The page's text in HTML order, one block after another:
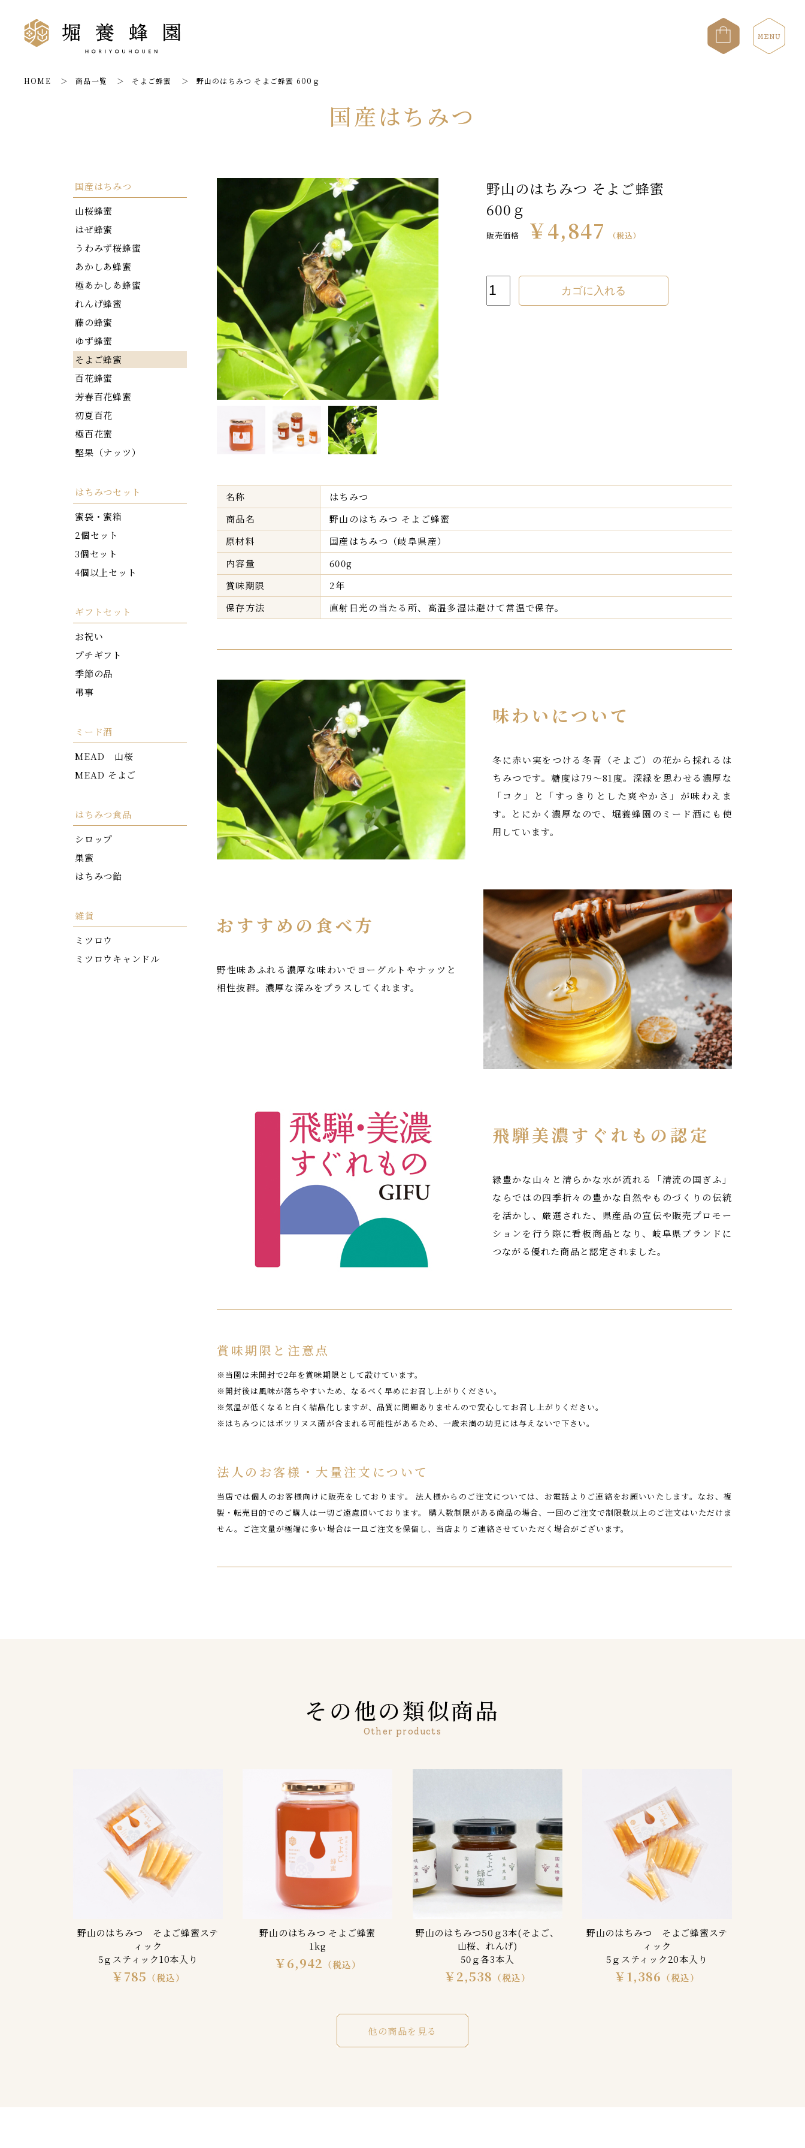
HOME 商品一覧 そよご蜂蜜 野山のはちみつ そよご蜂蜜 600ｇ
国産はちみつ
野山のはちみつ そよご蜂蜜
600ｇ
販売価格 ￥4,847 （税込）
名称
はちみつ
商品名
野山のはちみつ そよご蜂蜜
原材料
国産はちみつ（岐阜県産）
内容量
600g
賞味期限
2年
保存方法
直射日光の当たる所、高温多湿は避けて常温で保存。
味わいについて
冬に赤い実をつける冬青（そよご）の花から採れるは
ちみつです。糖度は79〜81度。深緑を思わせる濃厚な
「コク」と「すっきりとした爽やかさ」が味わえま
す。とにかく濃厚なので、堀養蜂園のミード酒にも使
用しています。
おすすめの食べ方
野性味あふれる濃厚な味わいでヨーグルトやナッツと
相性抜群。濃厚な深みをプラスしてくれます。
飛騨美濃すぐれもの認定
緑豊かな山々と清らかな水が流れる「清流の国ぎふ」
ならではの四季折々の豊かな自然やものづくりの伝統
を活かし、厳選された、県産品の宣伝や販売プロモー
ションを行う際に看板商品となり、岐阜県ブランドに
つながる優れた商品と認定されました。
賞味期限と注意点
※当園は未開封で2年を賞味期限として設けています。
※開封後は風味が落ちやすいため、なるべく早めにお召し上がりください。
※気温が低くなると白く結晶化しますが、品質に問題ありませんので安心してお召し上がりください。
※はちみつにはボツリヌス菌が含まれる可能性があるため、一歳未満の幼児には与えないで下さい。
法人のお客様・大量注文について
当店では個人のお客様向けに販売をしております。 法人様からのご注文については、お電話よりご連絡をお願いいたします。なお、複
製・転売目的でのご購入は一切ご遠慮頂いております。 購入数制限がある商品の場合、一回のご注文で制限数以上のご注文はいただけま
せん。ご注文量が極端に多い場合は一旦ご注文を保留し、当店よりご連絡させていただく場合がございます。
国産はちみつ
山桜蜂蜜
はぜ蜂蜜
うわみず桜蜂蜜
あかしあ蜂蜜
極あかしあ蜂蜜
れんげ蜂蜜
藤の蜂蜜
ゆず蜂蜜
そよご蜂蜜
百花蜂蜜
芳春百花蜂蜜
初夏百花
極百花蜜
堅果（ナッツ）
はちみつセット
蜜袋・蜜箱
2個セット
3個セット
4個以上セット
ギフトセット
お祝い
プチギフト
季節の品
弔事
ミード酒
MEAD 山桜
MEAD そよご
はちみつ食品
シロップ
巣蜜
はちみつ飴
雑貨
ミツロウ
ミツロウキャンドル
その他の類似商品
Other products
野山のはちみつ そよご蜂蜜ステ
ィック
5ｇスティック10本入り
￥785 （税込）
野山のはちみつ そよご蜂蜜
1kg
￥6,942 （税込）
野山のはちみつ50ｇ3本(そよご、
山桜、れんげ)
50ｇ各3本入
￥2,538 （税込）
野山のはちみつ そよご蜂蜜ステ
ィック
5ｇスティック20本入り
￥1,386 （税込）
他の商品を見る